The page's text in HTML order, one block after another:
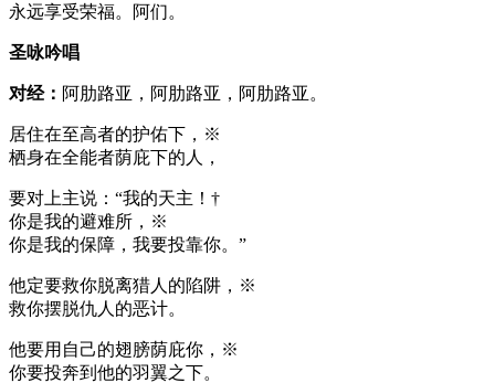
永远享受荣福。阿们。
圣咏吟唱
对经： 阿肋路亚，阿肋路亚，阿肋路亚。
居住在至高者的护佑下，※
栖身在全能者荫庇下的人，
要对上主说：“我的天主！†
你是我的避难所，※
你是我的保障，我要投靠你。”
他定要救你脱离猎人的陷阱，※
救你摆脱仇人的恶计。
他要用自己的翅膀荫庇你，※
你要投奔到他的羽翼之下。